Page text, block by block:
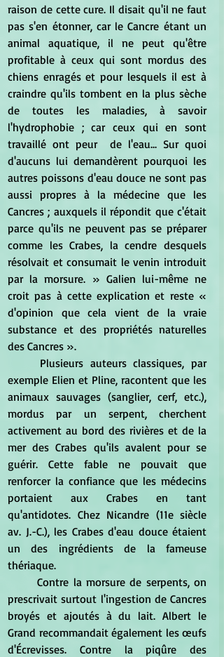
raison de cette cure. Il disait qu'il ne faut
pas s'en étonner, car le Cancre étant un
animal aquatique, il ne peut qu'être
profitable à ceux qui sont mordus des
chiens enragés et pour lesquels il est à
craindre qu'ils tombent en la plus sèche
de toutes les maladies, à savoir
l'hydrophobie ; car ceux qui en sont
travaillé ont peur  de l'eau... Sur quoi
d'aucuns lui demandèrent pourquoi les
autres poissons d'eau douce ne sont pas
aussi propres à la médecine que les
Cancres ; auxquels il répondit que c'était
parce qu'ils ne peuvent pas se préparer
comme les Crabes, la cendre desquels
résolvait et consumait le venin introduit
par la morsure. » Galien lui-même ne
croit pas à cette explication et reste «
d'opinion que cela vient de la vraie
substance et des propriétés naturelles
des Cancres ».
exemple Elien et Pline, racontent que les
animaux sauvages (sanglier, cerf, etc.),
mordus par un serpent, cherchent
activement au bord des rivières et de la
mer des Crabes qu'ils avalent pour se
guérir. Cette fable ne pouvait que
renforcer la confiance que les médecins
portaient aux Crabes en tant
qu'antidotes. Chez Nicandre (11e siècle
av. J.-C.), les Crabes d'eau douce étaient
un des ingrédients de la fameuse
thériaque.
	Contre la morsure de serpents, on
prescrivait surtout l'ingestion de Cancres
broyés et ajoutés à du lait. Albert le
Grand recommandait également les œufs
d'Écrevisses. Contre la piqûre des